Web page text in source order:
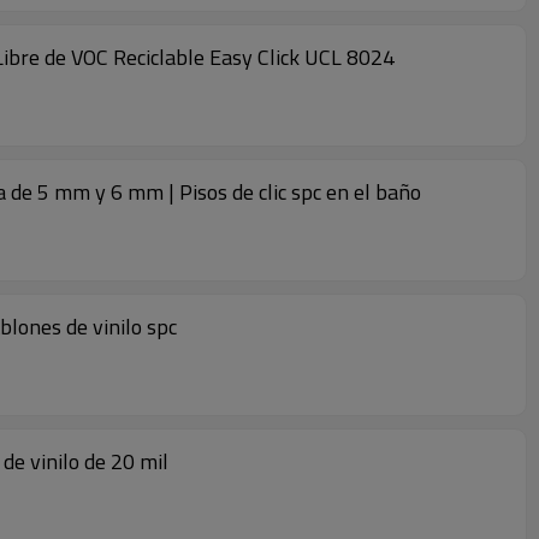
de VOC Reciclable Easy Click UCL 8024
5 mm y 6 mm | Pisos de clic spc en el baño
de vinilo spc
vinilo de 20 mil